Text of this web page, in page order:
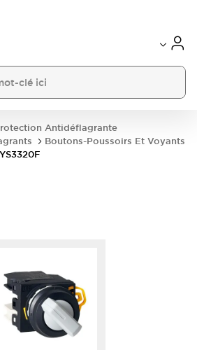
Antidéflagrante
Boutons-Poussoirs Et Voyants